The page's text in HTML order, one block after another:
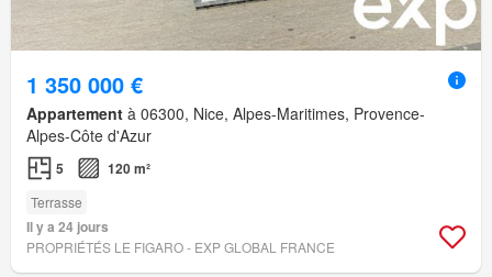
1 350 000 €
Appartement à 06300, Nice, Alpes-Maritimes, Provence-
Alpes-Côte d'Azur
5 120 m²
Terrasse
Il y a 24 jours
PROPRIÉTÉS LE FIGARO - EXP GLOBAL FRANCE